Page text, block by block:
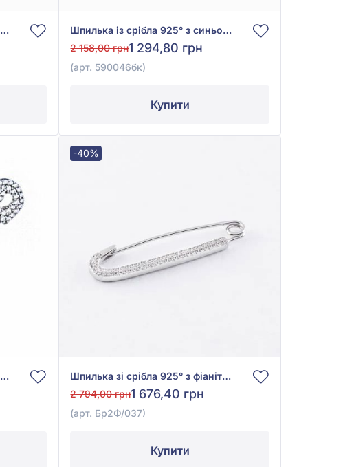
Шпилька зі срібла 925° з фіанітом/куб.цирконієм, арт. 8232
Шпилька із срібла 925° з синьою, білою та червоною емаллю, арт. 590046бк
2 158,00 грн1 294,80 грн
(арт. 590046бк)
Купити
Шпилька зі срібла 925° з фіанітом/куб.цирконієм, арт. 7177р-CZ
-40%
Шпилька зі срібла 925° з фіанітом/куб.цирконієм, арт. Бр2Ф/037
2 794,00 грн1 676,40 грн
(арт. Бр2Ф/037)
Купити